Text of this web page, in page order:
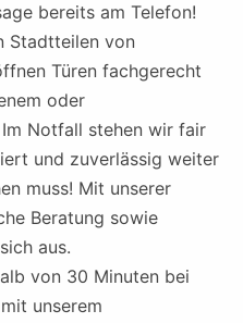
bereits am Telefon!
Stadtteilen von
Türen fachgerecht
oder
Notfall stehen wir fair
und zuverlässig weiter
muss! Mit unserer
Beratung sowie
aus.
von 30 Minuten bei
unserem